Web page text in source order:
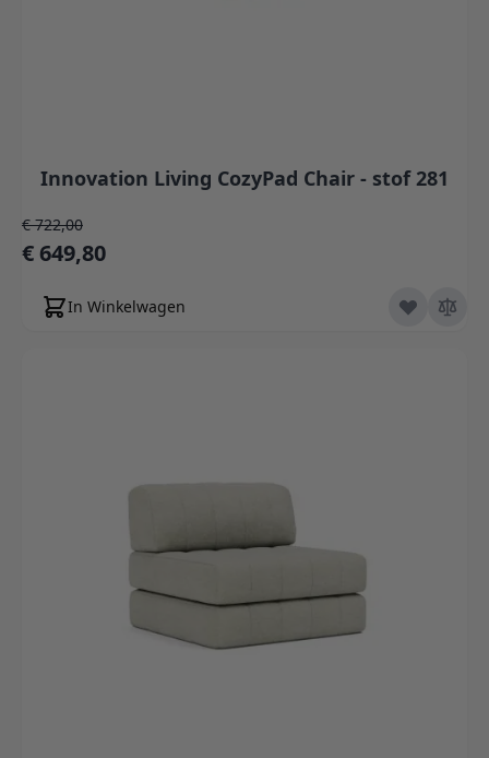
Innovation Living CozyPad Chair - stof 281
Speciale prijs
€ 649,80
Normale prijs
€ 722,00
In Winkelwagen